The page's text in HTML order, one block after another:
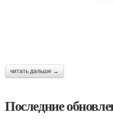
читать дальше →
Последние